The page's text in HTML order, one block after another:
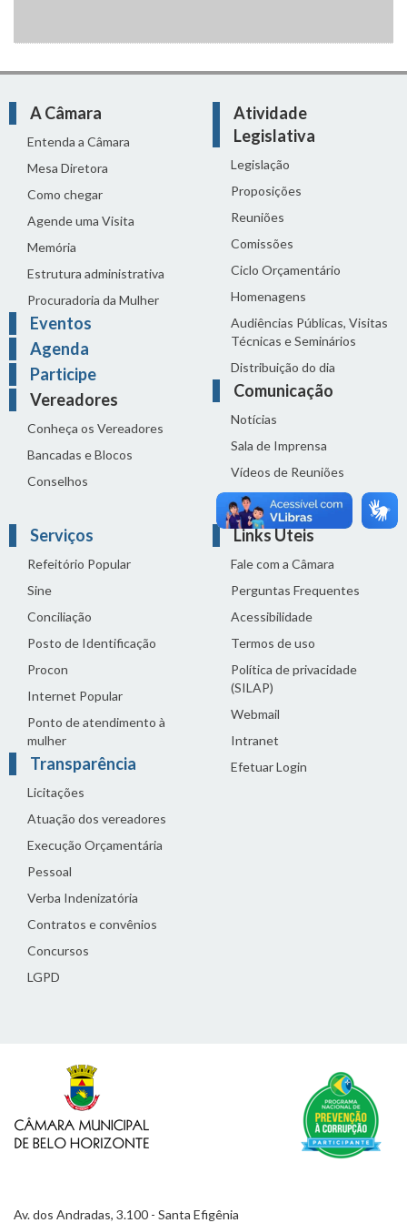
A Câmara
Entenda a Câmara
Mesa Diretora
Como chegar
Agende uma Visita
Memória
Estrutura administrativa
Procuradoria da Mulher
Eventos
Agenda
Participe
Vereadores
Conheça os Vereadores
Bancadas e Blocos
Conselhos
Atividade
Legislativa
Legislação
Proposições
Reuniões
Comissões
Ciclo Orçamentário
Homenagens
Audiências Públicas, Visitas
Técnicas e Seminários
Distribuição do dia
Comunicação
Notícias
Sala de Imprensa
Vídeos de Reuniões
Solenidades
Serviços
Refeitório Popular
Sine
Conciliação
Posto de Identificação
Procon
Internet Popular
Ponto de atendimento à
mulher
Transparência
Licitações
Atuação dos vereadores
Execução Orçamentária
Pessoal
Verba Indenizatória
Contratos e convênios
Concursos
LGPD
Links Úteis
Fale com a Câmara
Perguntas Frequentes
Acessibilidade
Termos de uso
Política de privacidade
(SILAP)
Webmail
Intranet
Efetuar Login
Av. dos Andradas, 3.100 - Santa Efigênia